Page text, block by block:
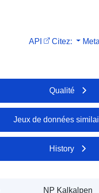
API Citez:
Qualité
Jeux de données
History
NP Kalkalpen